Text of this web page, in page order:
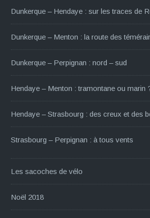
Dunkerque – Hendaye : sur les traces de
Dunkerque – Menton : la route des
Dunkerque – Perpignan : nord – sud
Hendaye – Menton : tramontane ou marin
Hendaye – Strasbourg : des creux et des
Strasbourg – Perpignan : à tous vents
Les sacoches de vélo
Noël 2018